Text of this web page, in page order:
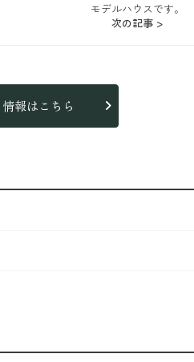
モデルハウスです。
次の記事 >
報はこちら